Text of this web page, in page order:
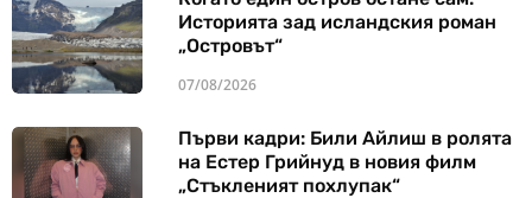
Историята зад исландския роман
„Островът“
07/08/2026
Първи кадри: Били Айлиш в ролята
на Естер Грийнуд в новия филм
„Стъкленият похлупак“